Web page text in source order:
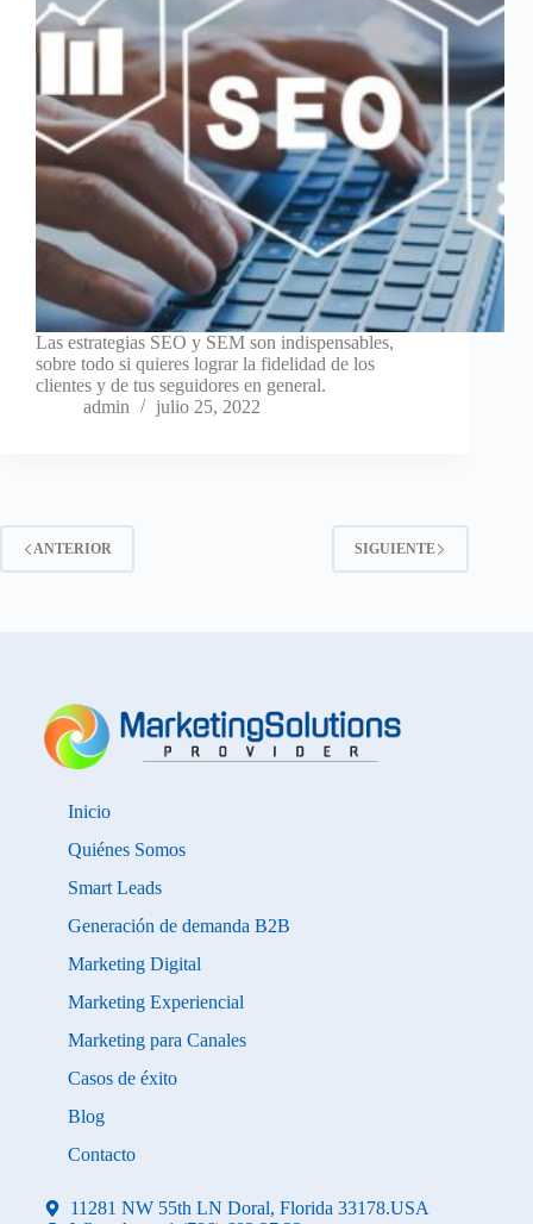
Las estrategias SEO y SEM son indispensables,
sobre todo si quieres lograr la fidelidad de los
clientes y de tus seguidores en general.
admin
julio 25, 2022
ANTERIOR SIGUIENTE
Inicio
Quiénes Somos
Smart Leads
Generación de demanda B2B
Marketing Digital
Marketing Experiencial
Marketing para Canales
Casos de éxito
Blog
Contacto
11281 NW 55th LN Doral, Florida 33178.USA